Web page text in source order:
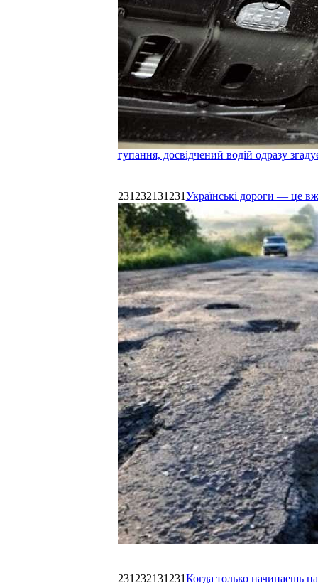
гупання, досвідчений водій одразу
231232131231Українські дороги — це
231232131231Когда только начинаешь